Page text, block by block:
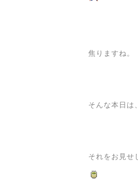
焦りますね。
そんな本日は
それをお見せ